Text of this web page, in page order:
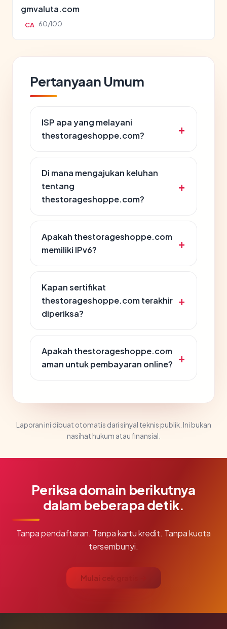
gmvaluta.com
CA 60/100
Pertanyaan Umum
ISP apa yang melayani
thestorageshoppe.com?
Di mana mengajukan keluhan
tentang
thestorageshoppe.com?
Apakah thestorageshoppe.com
memiliki IPv6?
Kapan sertifikat
thestorageshoppe.com terakhir
diperiksa?
Apakah thestorageshoppe.com
aman untuk pembayaran online?
Laporan ini dibuat otomatis dari sinyal teknis publik. Ini bukan
nasihat hukum atau finansial.
Periksa domain berikutnya
dalam beberapa detik.
Tanpa pendaftaran. Tanpa kartu kredit. Tanpa kuota
tersembunyi.
Mulai cek gratis →